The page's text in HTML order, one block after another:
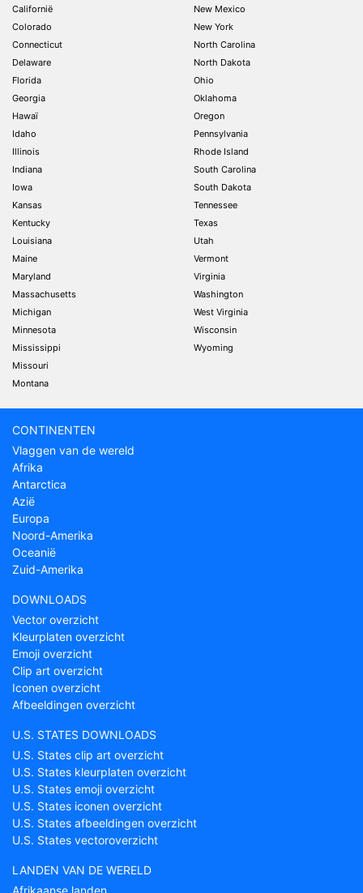
Californië
Colorado
Connecticut
Delaware
Florida
Georgia
Hawaï
Idaho
Illinois
Indiana
Iowa
Kansas
Kentucky
Louisiana
Maine
Maryland
Massachusetts
Michigan
Minnesota
Mississippi
Missouri
Montana
New Mexico
New York
North Carolina
North Dakota
Ohio
Oklahoma
Oregon
Pennsylvania
Rhode Island
South Carolina
South Dakota
Tennessee
Texas
Utah
Vermont
Virginia
Washington
West Virginia
Wisconsin
Wyoming
CONTINENTEN
Vlaggen van de wereld
Afrika
Antarctica
Azië
Europa
Noord-Amerika
Oceanië
Zuid-Amerika
DOWNLOADS
Vector overzicht
Kleurplaten overzicht
Emoji overzicht
Clip art overzicht
Iconen overzicht
Afbeeldingen overzicht
U.S. STATES DOWNLOADS
U.S. States clip art overzicht
U.S. States kleurplaten overzicht
U.S. States emoji overzicht
U.S. States iconen overzicht
U.S. States afbeeldingen overzicht
U.S. States vectoroverzicht
LANDEN VAN DE WERELD
Afrikaanse landen